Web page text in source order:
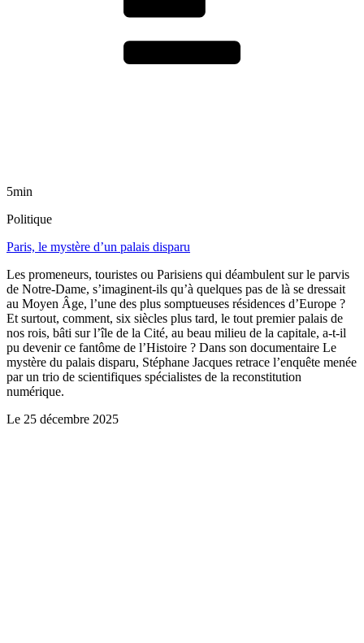
5min
Politique
Paris, le mystère d’un palais disparu
Les promeneurs, touristes ou Parisiens qui déambulent sur le parvis
de Notre-Dame, s’imaginent-ils qu’à quelques pas de là se dressait
au Moyen Âge, l’une des plus somptueuses résidences d’Europe ?
Et surtout, comment, six siècles plus tard, le tout premier palais de
nos rois, bâti sur l’île de la Cité, au beau milieu de la capitale, a-t-il
pu devenir ce fantôme de l’Histoire ? Dans son documentaire Le
mystère du palais disparu, Stéphane Jacques retrace l’enquête menée
par un trio de scientifiques spécialistes de la reconstitution
numérique.
Le 25 décembre 2025